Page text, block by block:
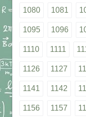
1080 1081
1095 1096
1110 1111
1126 1127
1141 1142
1156 1157